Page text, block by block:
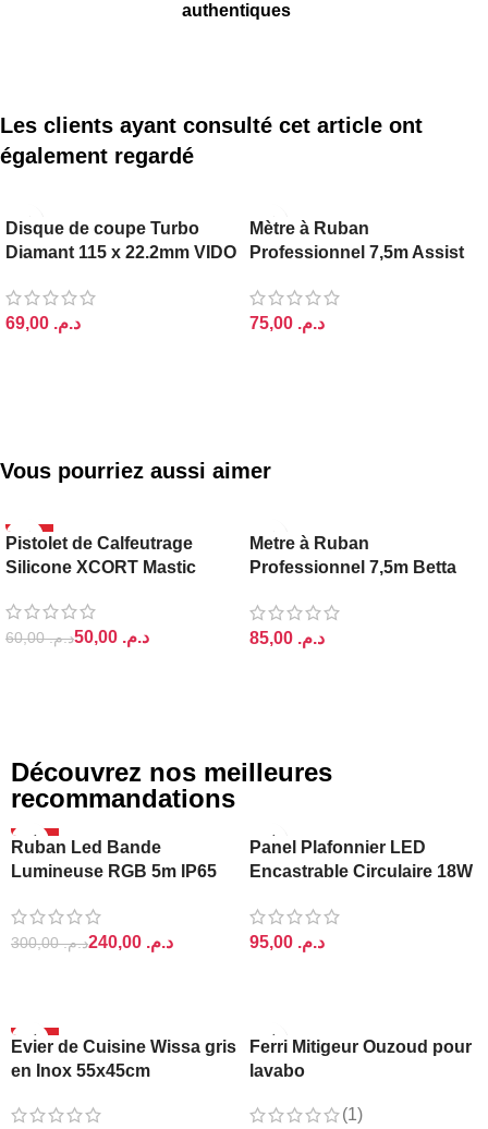
authentiques
Les clients ayant consulté cet article ont
également regardé
Disque de coupe Turbo
Diamant 115 x 22.2mm VIDO
د.م.
Mètre à Ruban
Professionnel 7,5m Assist
د.م.
Vous pourriez aussi aimer
-17%
Pistolet de Calfeutrage
Silicone XCORT Mastic
د.م.60,00 د.م.
Metre à Ruban
Professionnel 7,5m Betta
د.م.
Découvrez nos meilleures
recommandations
-20%
Ruban Led Bande
Lumineuse RGB 5m IP65
د.م.300,00 د.م.
Panel Plafonnier LED
Encastrable Circulaire 18W
د.م.
-14%
Evier de Cuisine Wissa gris
en Inox 55x45cm
Ferri Mitigeur Ouzoud pour
lavabo
(1)